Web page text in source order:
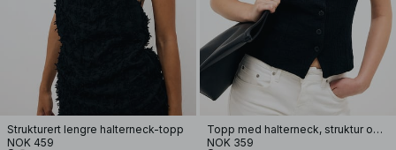
Strukturert lengre halterneck-topp
NOK 459
Topp med halterneck, struktur og knapper
NOK 359